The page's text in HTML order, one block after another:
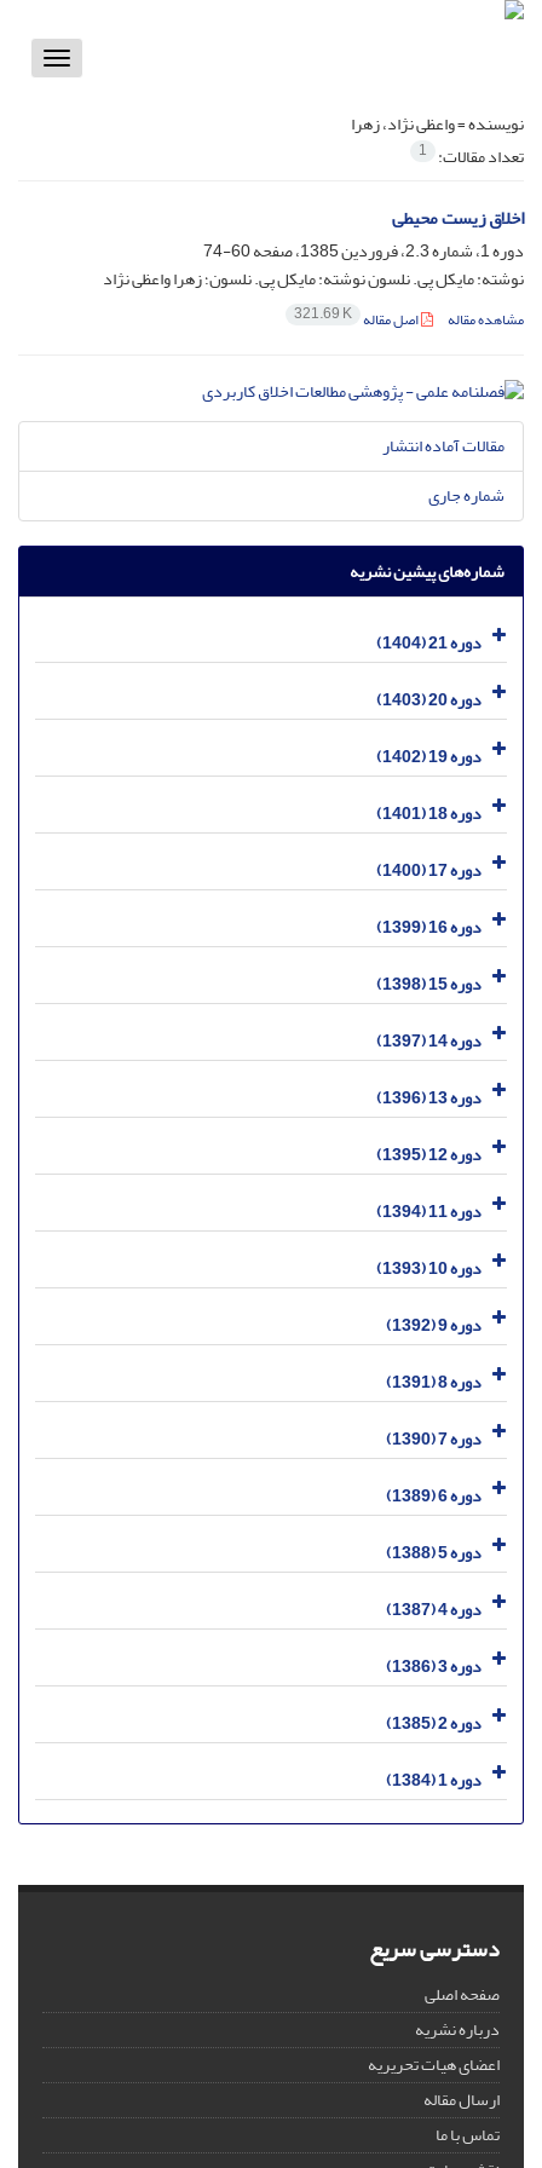
Toggle
نویسنده =واعظی نژاد، زهرا
تعداد مقالات: 1
اخلاق زیست محیطی
دوره 1، شماره 2.3، فروردین 1385، صفحه
60-74
نوشته: مایکل پی. نلسون نوشته: مایکل پی. نلسون؛ زهرا واعظی نژاد
مشاهده مقاله اصل مقاله 321.69 K
مقالات آماده انتشار
شماره جاری
شماره‌های پیشین نشریه
دوره 21 (1404)
دوره 20 (1403)
دوره 19 (1402)
دوره 18 (1401)
دوره 17 (1400)
دوره 16 (1399)
دوره 15 (1398)
دوره 14 (1397)
دوره 13 (1396)
دوره 12 (1395)
دوره 11 (1394)
دوره 10 (1393)
دوره 9 (1392)
دوره 8 (1391)
دوره 7 (1390)
دوره 6 (1389)
دوره 5 (1388)
دوره 4 (1387)
دوره 3 (1386)
دوره 2 (1385)
دوره 1 (1384)
دسترسی سریع
صفحه اصلی
درباره نشریه
اعضای هیات تحریریه
ارسال مقاله
تماس با ما